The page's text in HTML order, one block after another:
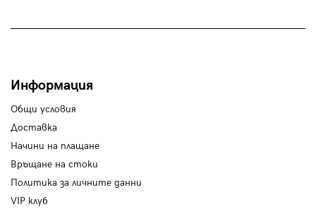
Информация
Общи условия
Доставка
Начини на плащане
Връщане на стоки
Политика за личните данни
VIP клуб